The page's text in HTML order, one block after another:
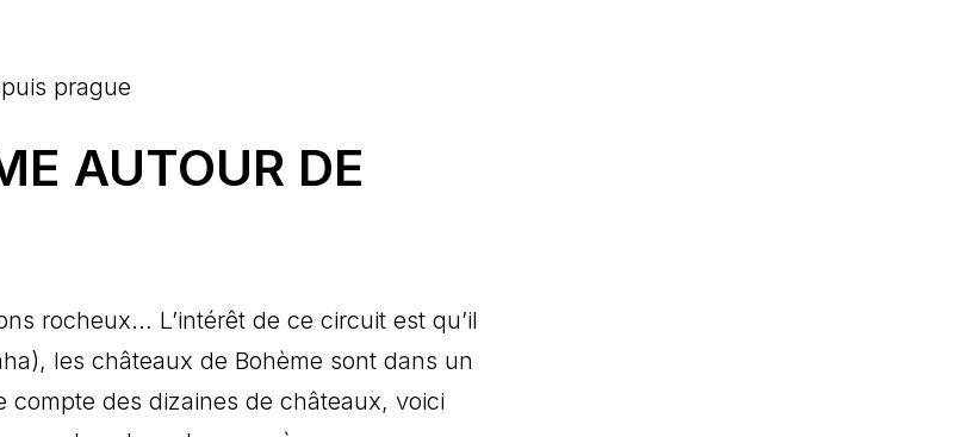
AUTOUR DE
rocheux… L’intérêt de ce circuit est qu’il
les châteaux de Bohème sont dans un
compte des dizaines de châteaux, voici